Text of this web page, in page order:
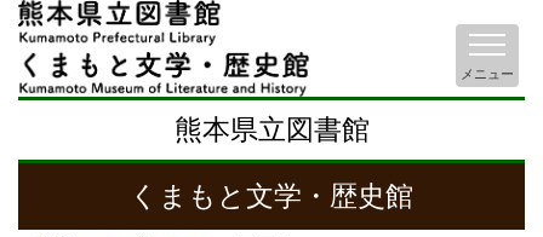
熊本県立図書館
くまもと文学・歴史館
メニュー